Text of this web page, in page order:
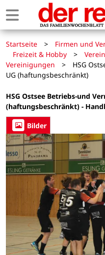
Startseite > Firmen und
Freizeit & Hobby
>
Vereinigungen
>
HSG
UG (haftungsbeschränkt)
HSG Ostsee Betriebs-und
(haftungsbeschränkt) -
Bilder